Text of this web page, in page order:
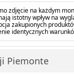
zdjęcie na każdym
istotny wpływ na
zakupionych
identycznych
Piemonte